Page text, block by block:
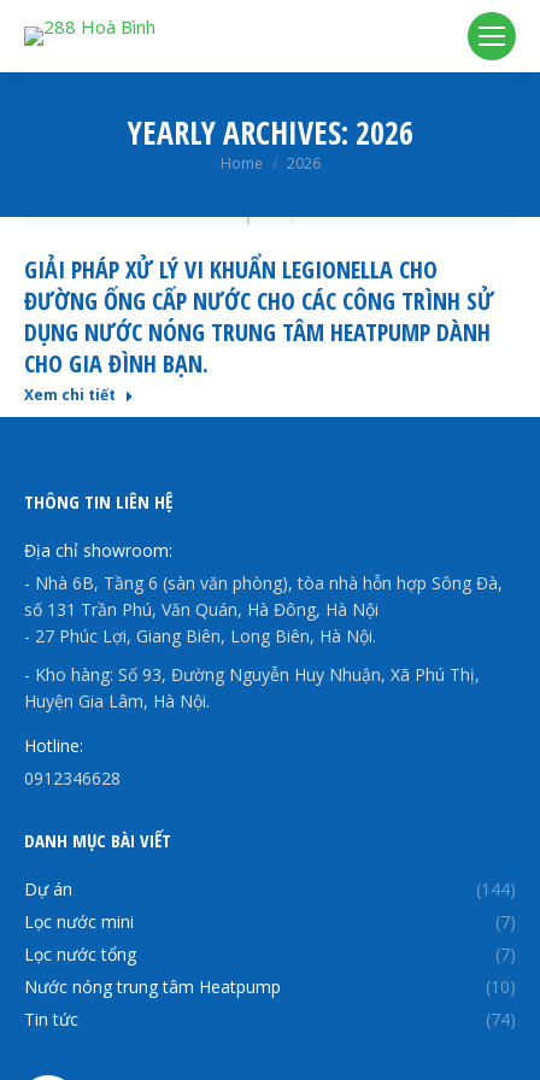
YEARLY ARCHIVES: 2026
You are here:
Home 2026
GIẢI PHÁP XỬ LÝ VI KHUẨN LEGIONELLA CHO
ĐƯỜNG ỐNG CẤP NƯỚC CHO CÁC CÔNG TRÌNH SỬ
DỤNG NƯỚC NÓNG TRUNG TÂM HEATPUMP DÀNH
CHO GIA ĐÌNH BẠN.
Xem chi tiết
THÔNG TIN LIÊN HỆ
Địa chỉ showroom:
- Nhà 6B, Tầng 6 (sàn văn phòng), tòa nhà hỗn hợp Sông Đà,
số 131 Trần Phú, Văn Quán, Hà Đông, Hà Nội
- 27 Phúc Lợi, Giang Biên, Long Biên, Hà Nội.
- Kho hàng: Số 93, Đường Nguyễn Huy Nhuận, Xã Phú Thị,
Huyện Gia Lâm, Hà Nội.
Hotline:
0912346628
DANH MỤC BÀI VIẾT
Dự án
(144)
Lọc nước mini
(7)
Lọc nước tổng
(7)
Nước nóng trung tâm Heatpump
(10)
Tin tức
(74)